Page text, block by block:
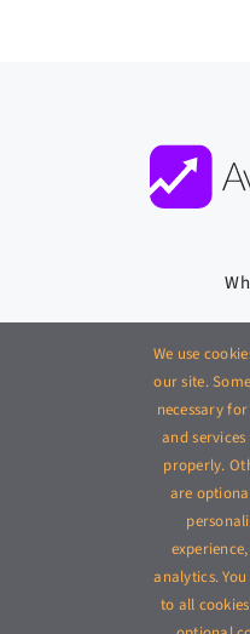
© 2012 - 2026 • Avada is a
• All Rights
We use
our site.
necessary
and
properly.
are
analytics.
to all